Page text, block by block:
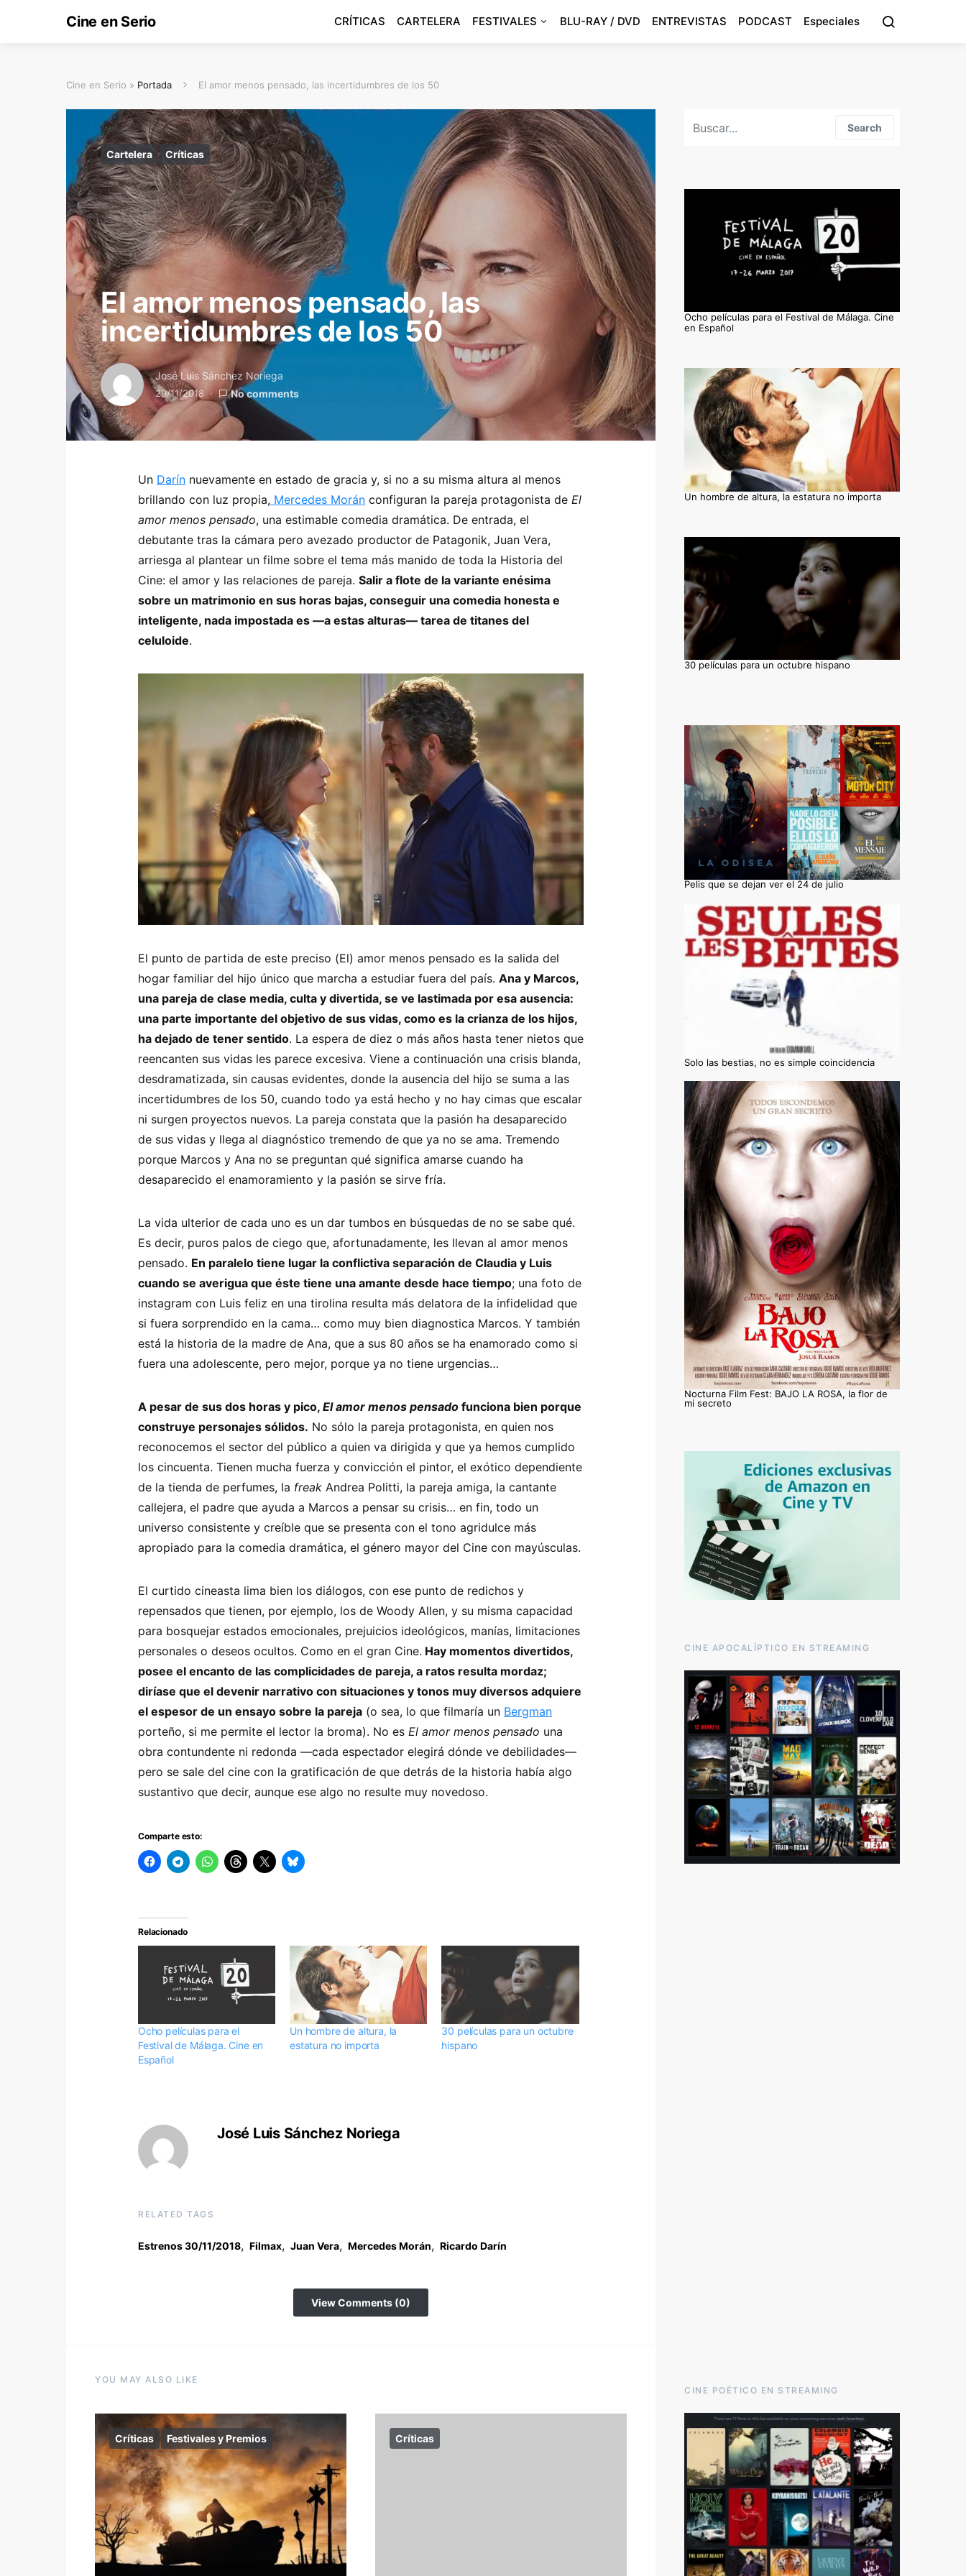
Cine en Serio CRÍTICAS CARTELERA FESTIVALES BLU-RAY / DVD ENTREVISTAS PODCAST Especiales
Cine en Serio » Portada El amor menos pensado, las incertidumbres de los 50
Cartelera Críticas
El amor menos pensado, las
incertidumbres de los 50
José Luis Sánchez Noriega
29/11/2018 No comments
Un Darín nuevamente en estado de gracia y, si no a su misma altura al menos
brillando con luz propia, Mercedes Morán configuran la pareja protagonista de El
amor menos pensado, una estimable comedia dramática. De entrada, el
debutante tras la cámara pero avezado productor de Patagonik, Juan Vera,
arriesga al plantear un filme sobre el tema más manido de toda la Historia del
Cine: el amor y las relaciones de pareja. Salir a flote de la variante enésima
sobre un matrimonio en sus horas bajas, conseguir una comedia honesta e
inteligente, nada impostada es —a estas alturas— tarea de titanes del
celuloide.
El punto de partida de este preciso (El) amor menos pensado es la salida del
hogar familiar del hijo único que marcha a estudiar fuera del país. Ana y Marcos,
una pareja de clase media, culta y divertida, se ve lastimada por esa ausencia:
una parte importante del objetivo de sus vidas, como es la crianza de los hijos,
ha dejado de tener sentido. La espera de diez o más años hasta tener nietos que
reencanten sus vidas les parece excesiva. Viene a continuación una crisis blanda,
desdramatizada, sin causas evidentes, donde la ausencia del hijo se suma a las
incertidumbres de los 50, cuando todo ya está hecho y no hay cimas que escalar
ni surgen proyectos nuevos. La pareja constata que la pasión ha desaparecido
de sus vidas y llega al diagnóstico tremendo de que ya no se ama. Tremendo
porque Marcos y Ana no se preguntan qué significa amarse cuando ha
desaparecido el enamoramiento y la pasión se sirve fría.
La vida ulterior de cada uno es un dar tumbos en búsquedas de no se sabe qué.
Es decir, puros palos de ciego que, afortunadamente, les llevan al amor menos
pensado. En paralelo tiene lugar la conflictiva separación de Claudia y Luis
cuando se averigua que éste tiene una amante desde hace tiempo; una foto de
instagram con Luis feliz en una tirolina resulta más delatora de la infidelidad que
si fuera sorprendido en la cama… como muy bien diagnostica Marcos. Y también
está la historia de la madre de Ana, que a sus 80 años se ha enamorado como si
fuera una adolescente, pero mejor, porque ya no tiene urgencias…
A pesar de sus dos horas y pico, El amor menos pensado funciona bien porque
construye personajes sólidos. No sólo la pareja protagonista, en quien nos
reconocemos el sector del público a quien va dirigida y que ya hemos cumplido
los cincuenta. Tienen mucha fuerza y convicción el pintor, el exótico dependiente
de la tienda de perfumes, la freak Andrea Politti, la pareja amiga, la cantante
callejera, el padre que ayuda a Marcos a pensar su crisis… en fin, todo un
universo consistente y creíble que se presenta con el tono agridulce más
apropiado para la comedia dramática, el género mayor del Cine con mayúsculas.
El curtido cineasta lima bien los diálogos, con ese punto de redichos y
repensados que tienen, por ejemplo, los de Woody Allen, y su misma capacidad
para bosquejar estados emocionales, prejuicios ideológicos, manías, limitaciones
personales o deseos ocultos. Como en el gran Cine. Hay momentos divertidos,
posee el encanto de las complicidades de pareja, a ratos resulta mordaz;
diríase que el devenir narrativo con situaciones y tonos muy diversos adquiere
el espesor de un ensayo sobre la pareja (o sea, lo que filmaría un Bergman
porteño, si me permite el lector la broma). No es El amor menos pensado una
obra contundente ni redonda —cada espectador elegirá dónde ve debilidades—
pero se sale del cine con la gratificación de que detrás de la historia había algo
sustantivo que decir, aunque ese algo no resulte muy novedoso.
Comparte esto:
Relacionado
Ocho películas para el
Festival de Málaga. Cine en
Español
Un hombre de altura, la
estatura no importa
30 películas para un octubre
hispano
José Luis Sánchez Noriega
RELATED TAGS
Estrenos 30/11/2018, Filmax, Juan Vera, Mercedes Morán, Ricardo Darín
View Comments (0)
YOU MAY ALSO LIKE
Críticas Festivales y Premios Críticas
Search
Ocho películas para el Festival de Málaga. Cine
en Español
Un hombre de altura, la estatura no importa
30 películas para un octubre hispano
Pelis que se dejan ver el 24 de julio
Solo las bestias, no es simple coincidencia
Nocturna Film Fest: BAJO LA ROSA, la flor de
mi secreto
CINE APOCALÍPTICO EN STREAMING
CINE POÉTICO EN STREAMING